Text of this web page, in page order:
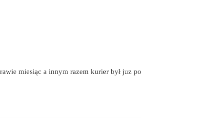
miesiąc a innym razem kurier był juz po